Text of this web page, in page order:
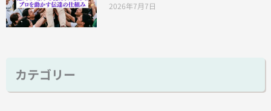
2026年7月7日
カテゴリー